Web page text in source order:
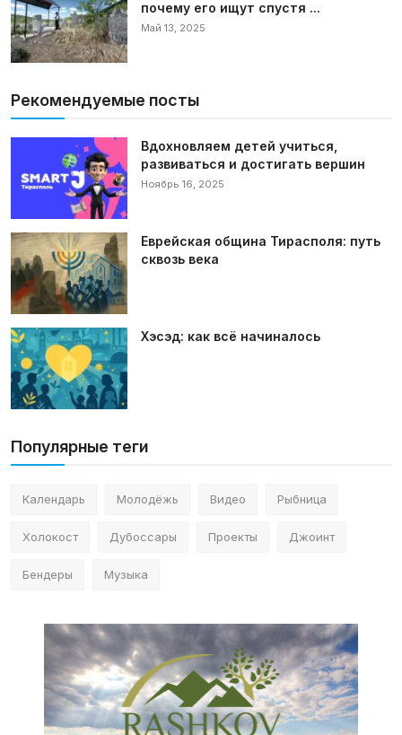
почему его ищут спустя ...
Май 13, 2025
Рекомендуемые посты
Вдохновляем детей учиться,
развиваться и достигать вершин
Ноябрь 16, 2025
Еврейская община Тирасполя: путь
сквозь века
Хэсэд: как всё начиналось
Популярные теги
Календарь Молодёжь Видео Рыбница
Холокост Дубоссары Проекты Джоинт
Бендеры Музыка